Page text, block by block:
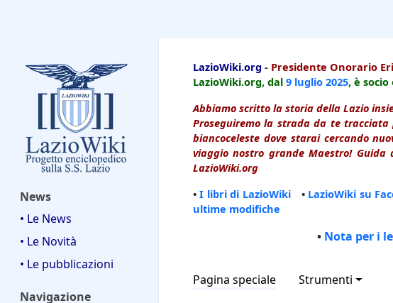
News
• Le News
• Le Novità
• Le pubblicazioni
Navigazione
LazioWiki.org - Presidente Onorario
LazioWiki.org, dal 9 luglio 2025, è
Abbiamo scritto la storia della Lazio
Proseguiremo la strada da te
biancoceleste dove starai cercando
viaggio nostro grande Maestro!
LazioWiki.org
•I libri di LazioWiki• LazioWiki su
ultime modifiche
• Nota per i
Pagina speciale Strumenti